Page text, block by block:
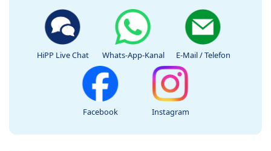
HiPP Live Chat Whats-App-Kanal E-Mail / Telefon
Facebook Instagram